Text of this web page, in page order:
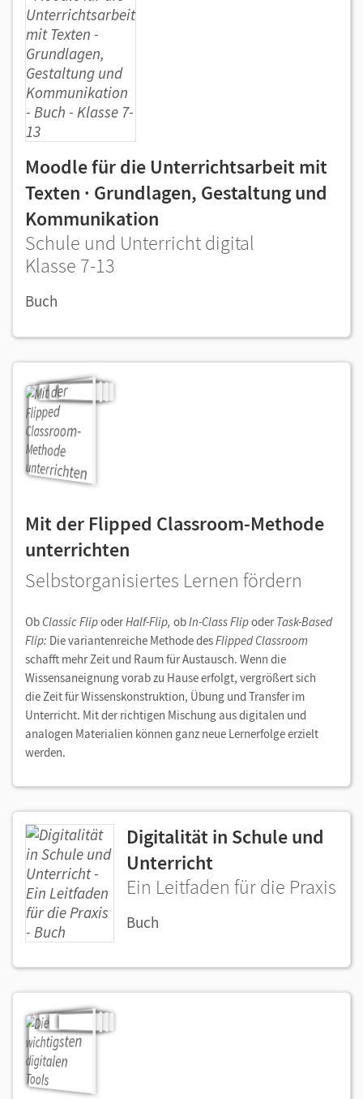
Moodle für die Unterrichtsarbeit mit
Texten · Grundlagen, Gestaltung und
Kommunikation
Schule und Unterricht digital
Klasse 7-13
Buch
Mit der Flipped Classroom-Methode
unterrichten
Selbstorganisiertes Lernen fördern
Ob Classic FlipoderHalf-Flip, obIn-Class FlipoderTask-Based
Flip: Die variantenreiche Methode desFlipped Classroom
schafft mehr Zeit und Raum für Austausch. Wenn die
Wissensaneignung vorab zu Hause erfolgt, vergrößert sich
die Zeit für Wissenskonstruktion, Übung und Transfer im
Unterricht. Mit der richtigen Mischung aus digitalen und
analogen Materialien können ganz neue Lernerfolge erzielt
werden.
Digitalität in Schule und
Unterricht
Ein Leitfaden für die Praxis
Buch